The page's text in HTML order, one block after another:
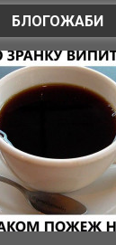
БЛОГОЖАБИ